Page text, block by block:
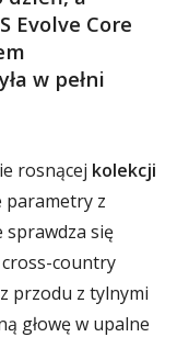
Evolve Core
w pełni
rosnącej kolekcji
parametry z
się
cross-country
przodu z tylnymi
głowę w upalne